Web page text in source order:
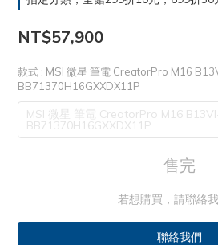
NT$57,900
款式 : MSI 微星 筆電 CreatorPro M16
BB71370H16GXXDX11P
MSI 微星 筆電 CreatorPro M16
BB71370H16GXXDX11P
售完
若想購買，請聯絡我
聯絡我們